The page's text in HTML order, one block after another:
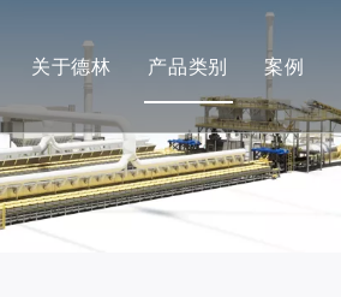
关于德林
公司简介
合作伙伴
产品类别
德林
安肯（机加工）
案例